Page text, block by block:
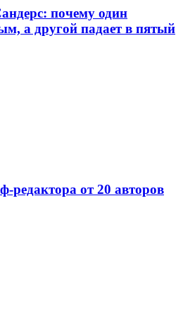
почему один
а другой падает в пятый
от 20 авторов